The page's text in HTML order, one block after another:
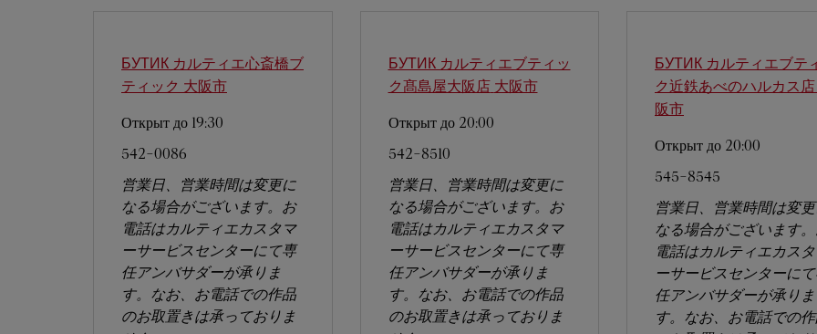
БУТИК カルティエ心斎橋ブ
ティック 大阪市
Открыт до 19:30
542-0086
営業日、営業時間は変更に
なる場合がございます。お
電話はカルティエカスタマ
ーサービスセンターにて専
任アンバサダーが承りま
す。なお、お電話での作品
のお取置きは承っておりま
БУТИК カルティエブティッ
ク髙島屋大阪店 大阪市
Открыт до 20:00
542-8510
営業日、営業時間は変更に
なる場合がございます。お
電話はカルティエカスタマ
ーサービスセンターにて専
任アンバサダーが承りま
す。なお、お電話での作品
のお取置きは承っておりま
БУТИК カルティエブテ
ク近鉄あべのハルカス店
阪市
Открыт до 20:00
545-8545
営業日、営業時間は変
なる場合がございます
電話はカルティエカス
ーサービスセンターに
任アンバサダーが承りま
す。なお、お電話での